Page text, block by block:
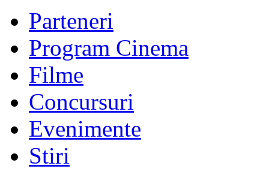
Parteneri
Program Cinema
Filme
Concursuri
Evenimente
Stiri